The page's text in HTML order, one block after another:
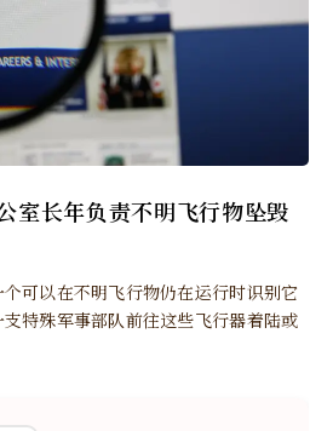
室长年负责不明飞行物坠毁
可以在不明飞行物仍在运行时识别它
特殊军事部队前往这些飞行器着陆或